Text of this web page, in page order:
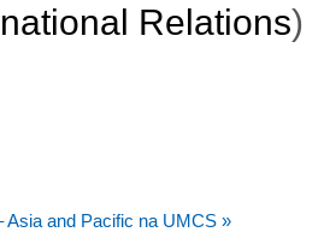
Relations)
Asia and Pacific na UMCS »